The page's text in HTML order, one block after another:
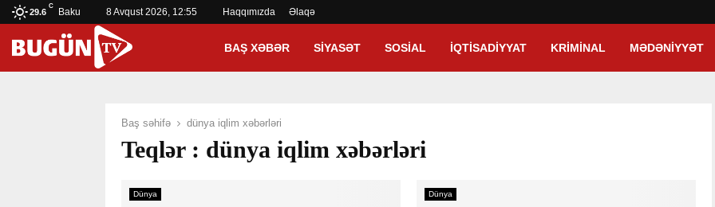
29.6
C
Baku 8 Avqust 2026, 12:55 Haqqımızda Əlaqə
BAŞ XƏBƏR SIYASƏT SOSIAL İQTISADIYYAT KRIMINAL MƏDƏNIYYƏT
Baş səhifə dünya iqlim xəbərləri
Teqlər : dünya iqlim xəbərləri
Dünya Dünya